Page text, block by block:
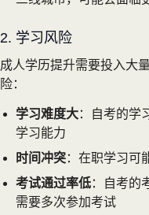
2. 学习风险
成人学历提升需要投入大
险：
学习难度大：自考的学
学习能力
时间冲突：在职学习可
考试通过率低：自考的
需要多次参加考试